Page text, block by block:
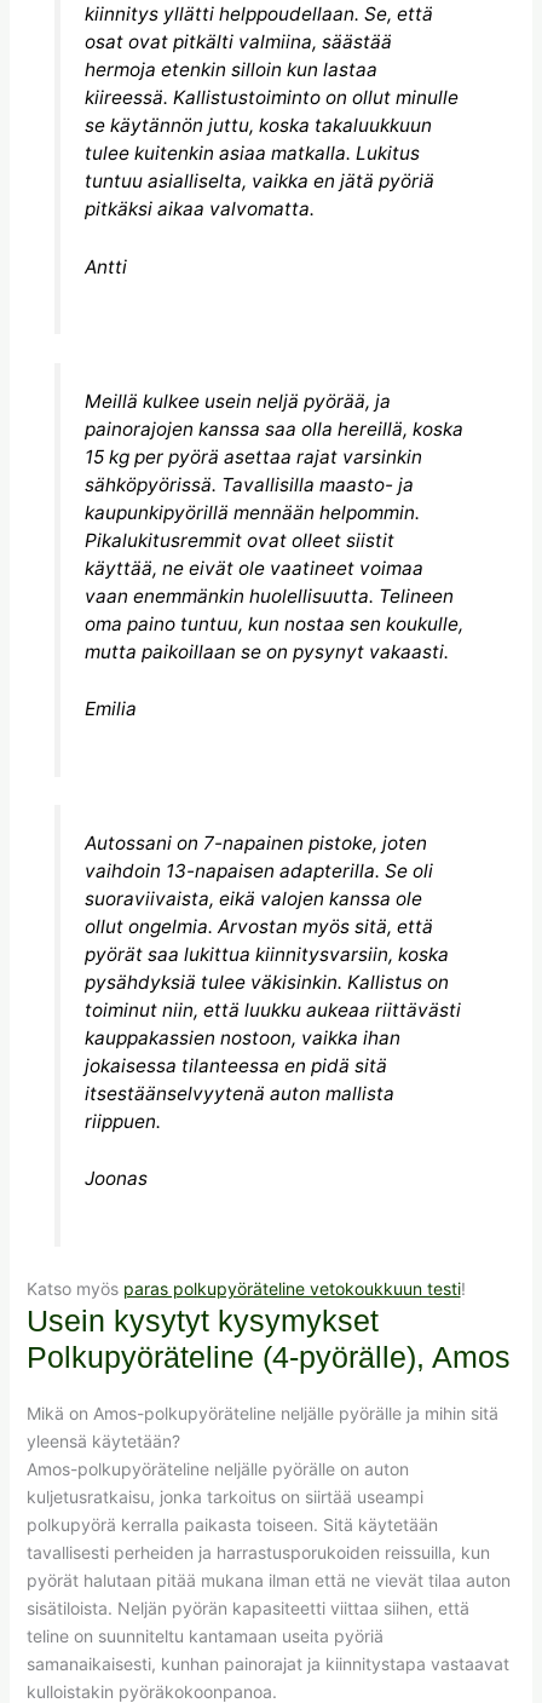
kiinnitys yllätti helppoudellaan. Se, että
osat ovat pitkälti valmiina, säästää
hermoja etenkin silloin kun lastaa
kiireessä. Kallistustoiminto on ollut minulle
se käytännön juttu, koska takaluukkuun
tulee kuitenkin asiaa matkalla. Lukitus
tuntuu asialliselta, vaikka en jätä pyöriä
pitkäksi aikaa valvomatta.
Antti
Meillä kulkee usein neljä pyörää, ja
painorajojen kanssa saa olla hereillä, koska
15 kg per pyörä asettaa rajat varsinkin
sähköpyörissä. Tavallisilla maasto- ja
kaupunkipyörillä mennään helpommin.
Pikalukitusremmit ovat olleet siistit
käyttää, ne eivät ole vaatineet voimaa
vaan enemmänkin huolellisuutta. Telineen
oma paino tuntuu, kun nostaa sen koukulle,
mutta paikoillaan se on pysynyt vakaasti.
Emilia
Autossani on 7-napainen pistoke, joten
vaihdoin 13-napaisen adapterilla. Se oli
suoraviivaista, eikä valojen kanssa ole
ollut ongelmia. Arvostan myös sitä, että
pyörät saa lukittua kiinnitysvarsiin, koska
pysähdyksiä tulee väkisinkin. Kallistus on
toiminut niin, että luukku aukeaa riittävästi
kauppakassien nostoon, vaikka ihan
jokaisessa tilanteessa en pidä sitä
itsestäänselvyytenä auton mallista
riippuen.
Joonas
Katso myös paras polkupyöräteline vetokoukkuun testi!
Usein kysytyt kysymykset
Polkupyöräteline (4-pyörälle), Amos
Mikä on Amos-polkupyöräteline neljälle pyörälle ja mihin sitä
yleensä käytetään?
Amos-polkupyöräteline neljälle pyörälle on auton
kuljetusratkaisu, jonka tarkoitus on siirtää useampi
polkupyörä kerralla paikasta toiseen. Sitä käytetään
tavallisesti perheiden ja harrastusporukoiden reissuilla, kun
pyörät halutaan pitää mukana ilman että ne vievät tilaa auton
sisätiloista. Neljän pyörän kapasiteetti viittaa siihen, että
teline on suunniteltu kantamaan useita pyöriä
samanaikaisesti, kunhan painorajat ja kiinnitystapa vastaavat
kulloistakin pyöräkokoonpanoa.